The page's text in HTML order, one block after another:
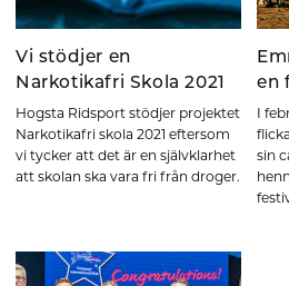
Vi stödjer en
Narkotikafri Skola 2021
Hogsta Ridsport stödjer projektet
Narkotikafri skola 2021 eftersom
vi tycker att det är en självklarhet
att skolan ska vara fri från droger.
en
I
sin